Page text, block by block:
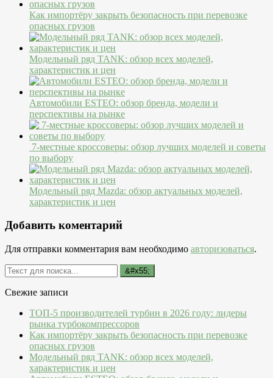
Как импортёру закрыть безопасность при перевозке
опасных грузов
Модельный ряд TANK: обзор всех моделей,
характеристик и цен
Автомобили ESTEO: обзор бренда, модели и
перспективы на рынке
7-местные кроссоверы: обзор лучших моделей и советы
по выбору
Модельный ряд Mazda: обзор актуальных моделей,
характеристик и цен
Добавить коментарий
Для отправки комментария вам необходимо авторизоваться.
Свежие записи
ТОП-5 производителей турбин в 2026 году: лидеры
рынка турбокомпрессоров
Как импортёру закрыть безопасность при перевозке
опасных грузов
Модельный ряд TANK: обзор всех моделей,
характеристик и цен